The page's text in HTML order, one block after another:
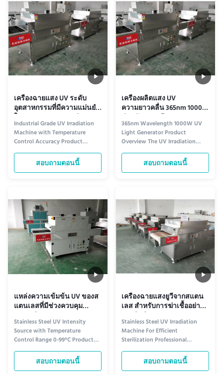
with ±1 minute accuracy and
AC220V power ...
powerful ultraviolet radiation,
this ...
เครื่องฉายแสง UV ระดับ
อุตสาหกรรมที่มีความแม่นยํา
ในการควบคุมอุณหภูมิ
Industrial Grade UV Irradiation
Machine with Temperature
Control Accuracy Product
Overview The UV Irradiation
Machine is a high-quality UV
radiation instrument designed
and scientific applications, ...
สอบถามตอนนี้
เครื่องผลิตแสง UV
ความยาวคลื่น 365nm 1000W
สําหรับความต้องการของ
ลูกค้า
365nm Wavelength 1000W UV
Light Generator Product
Overview The UV Irradiation
Machine is a high-quality,
efficient system designed to
provide precise and controlled
ensures accurate and reliable
results across ...
สอบถามตอนนี้
แหล่งความเข้มข้น UV ของส
แตนเลสที่มีช่วงควบคุม
อุณหภูมิ 0-99C
Stainless Steel UV Intensity
Source with Temperature
Control Range 0-99°C Product
Overview The UV Irradiation
Machine is an advanced UV
emitting device designed for
สอบถามตอนนี้
เครื่องฉายแสงยูวีจากสแตน
เลส สําหรับการฆ่าเชื้ออย่างมี
ประสิทธิภาพ
Stainless Steel UV Irradiation
Machine For Efficient
Sterilization Professional
ultraviolet light irradiator for
surface sterilization, curing,
drying, and hardening processes.
สอบถามตอนนี้